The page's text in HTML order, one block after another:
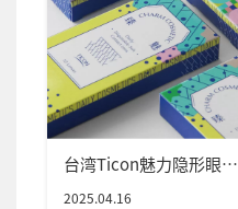
台湾Ticon魅力隐形眼镜
2025.04.16